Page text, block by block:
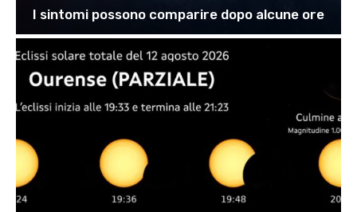
I sintomi possono comparire dopo alcune ore